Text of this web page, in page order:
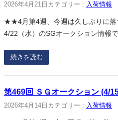
2026年4月21日 カテゴリー : 入荷情報
★★4月第4週、今週は久しぶりに
4/22（水）のSGオークション情報
続きを読む
第469回 ＳＧオークション (4/
2026年4月14日 カテゴリー : 入荷情報